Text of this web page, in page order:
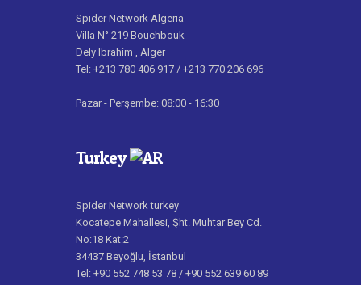
Spider Network Algeria
Villa N° 219 Bouchbouk
Dely Ibrahim , Alger
Tel: +213 780 406 917 / +213 770 206 696
Pazar - Perşembe: 08:00 - 16:30
Turkey
Spider Network turkey
Kocatepe Mahallesi, Şht. Muhtar Bey Cd.
No:18 Kat:2
34437 Beyoğlu, İstanbul
Tel: +90 552 748 53 78 / +90 552 639 60 89